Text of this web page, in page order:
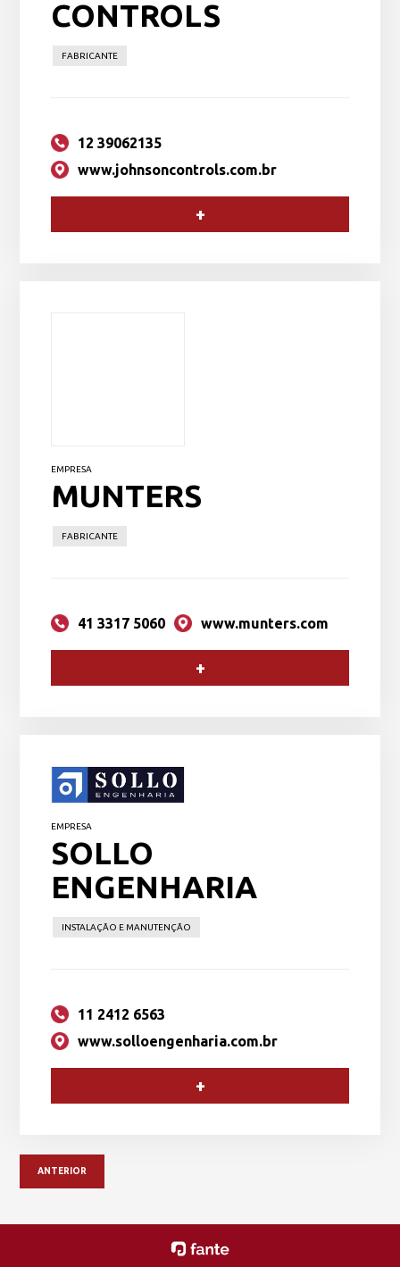
CONTROLS
FABRICANTE
12 39062135
www.johnsoncontrols.com.br
+
EMPRESA
MUNTERS
FABRICANTE
41 3317 5060 www.munters.com
+
EMPRESA
SOLLO
ENGENHARIA
INSTALAÇÃO E MANUTENÇÃO
11 2412 6563
www.solloengenharia.com.br
+
ANTERIOR